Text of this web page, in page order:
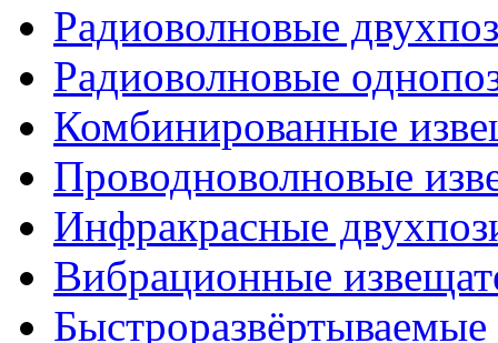
Радиоволновые
Радиоволновые
Комбинированные
Проводноволновые
Инфракрасные
Вибрационные